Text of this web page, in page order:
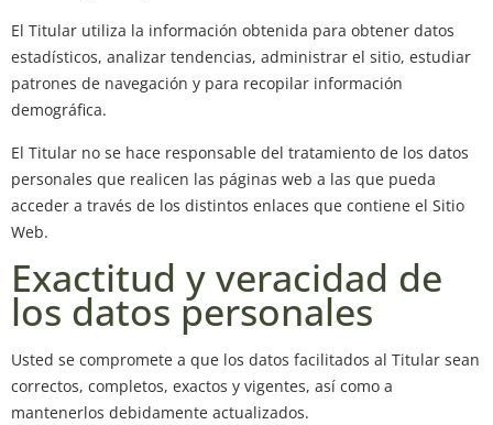
El Titular utiliza la información obtenida para obtener datos
estadísticos, analizar tendencias, administrar el sitio, estudiar
patrones de navegación y para recopilar información
demográfica.
El Titular no se hace responsable del tratamiento de los datos
personales que realicen las páginas web a las que pueda
acceder a través de los distintos enlaces que contiene el Sitio
Web.
Exactitud y veracidad de
los datos personales
Usted se compromete a que los datos facilitados al Titular sean
correctos, completos, exactos y vigentes, así como a
mantenerlos debidamente actualizados.